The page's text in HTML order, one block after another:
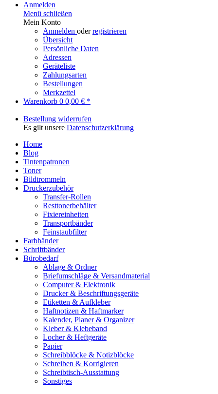
Anmelden
Menü schließen
Mein Konto
Anmelden oderregistrieren
Übersicht
Persönliche Daten
Adressen
Geräteliste
Zahlungsarten
Bestellungen
Merkzettel
Warenkorb 0 0,00 € *
Bestellung widerrufen
Es gilt unsere Datenschutzerklärung
Home
Blog
Tintenpatronen
Toner
Bildtrommeln
Druckerzubehör
Transfer-Rollen
Resttonerbehälter
Fixiereinheiten
Transportbänder
Feinstaubfilter
Farbbänder
Schriftbänder
Bürobedarf
Ablage & Ordner
Briefumschläge & Versandmaterial
Computer & Elektronik
Drucker & Beschriftungsgeräte
Etiketten & Aufkleber
Haftnotizen & Haftmarker
Kalender, Planer & Organizer
Kleber & Klebeband
Locher & Heftgeräte
Papier
Schreibblöcke & Notizblöcke
Schreiben & Korrigieren
Schreibtisch-Ausstattung
Sonstiges